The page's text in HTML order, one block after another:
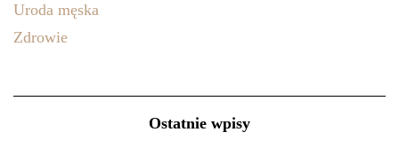
Uroda męska
Zdrowie
Ostatnie wpisy